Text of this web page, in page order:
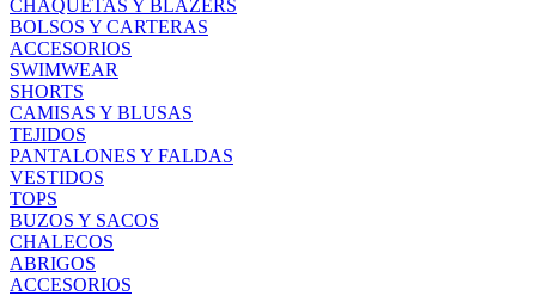
CHAQUETAS Y BLAZERS
BOLSOS Y CARTERAS
ACCESORIOS
SWIMWEAR
SHORTS
CAMISAS Y BLUSAS
TEJIDOS
PANTALONES Y FALDAS
VESTIDOS
TOPS
BUZOS Y SACOS
CHALECOS
ABRIGOS
ACCESORIOS